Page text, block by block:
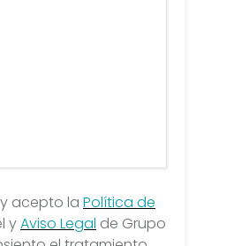
acepto la Política de
yAviso Legal de Grupo